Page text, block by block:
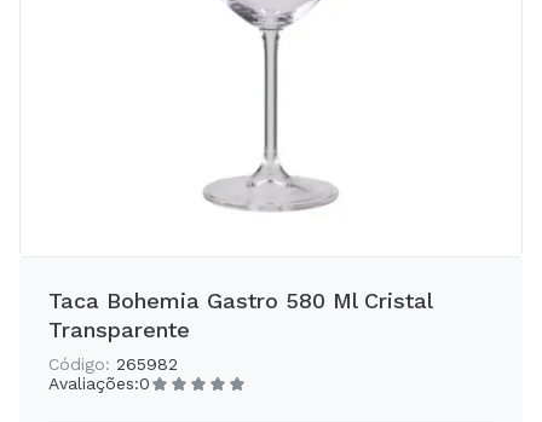
Taca Bohemia Gastro 580 Ml Cristal
Transparente
Código: 265982
Avaliações:0